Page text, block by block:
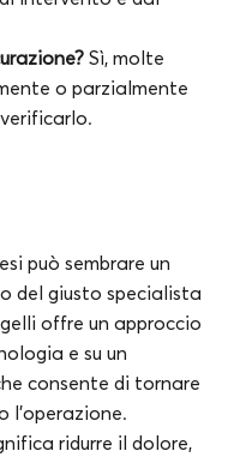
Sì, molte
o parzialmente
può sembrare un
del giusto specialista
offre un approccio
e su un
consente di tornare
l’operazione.
ridurre il dolore,